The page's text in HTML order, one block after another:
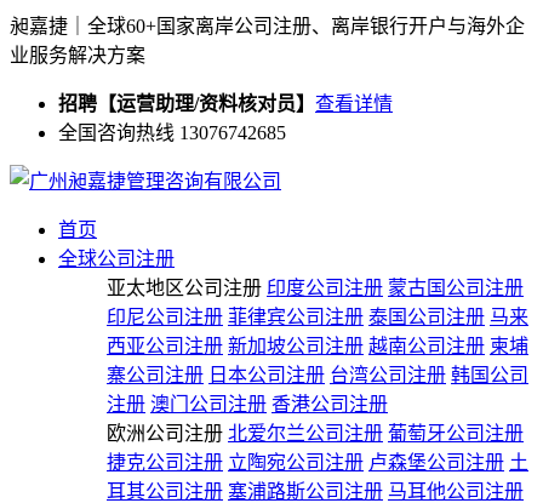
昶嘉捷｜全球60+国家离岸公司注册、离岸银行开户与海外企
业服务解决方案
招聘【运营助理/资料核对员】 查看详情
全国咨询热线 13076742685
首页
全球公司注册
亚太地区公司注册 印度公司注册 蒙古国公司注册
印尼公司注册 菲律宾公司注册 泰国公司注册 马来
西亚公司注册 新加坡公司注册 越南公司注册 柬埔
寨公司注册 日本公司注册 台湾公司注册 韩国公司
注册 澳门公司注册 香港公司注册
欧洲公司注册 北爱尔兰公司注册 葡萄牙公司注册
捷克公司注册 立陶宛公司注册 卢森堡公司注册 土
耳其公司注册 塞浦路斯公司注册 马耳他公司注册